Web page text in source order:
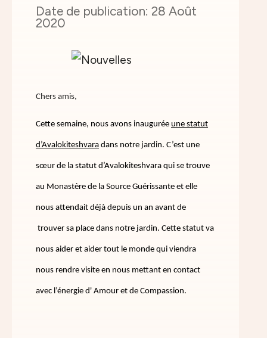
28 Août
2020
Chers amis,
Cette semaine, nous avons inaugurée une statut
d’Avalokiteshvara dans notre jardin. C’est une
sœur de la statut d’Avalokiteshvara qui se trouve
au Monastère de la Source Guérissante et elle
nous attendait déjà depuis un an avant de
trouver sa place dans notre jardin. Cette statut va
nous aider et aider tout le monde qui viendra
nous rendre visite en nous mettant en contact
avec l’énergie d' Amour et de Compassion.